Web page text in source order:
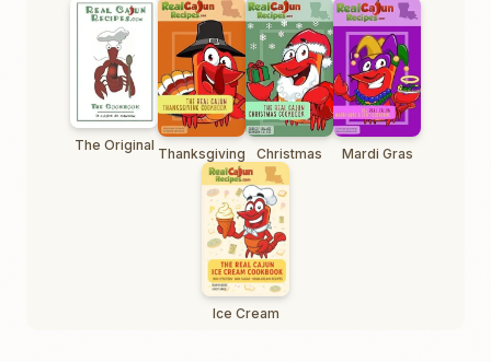
The Original Thanksgiving Christmas Mardi Gras
Ice Cream